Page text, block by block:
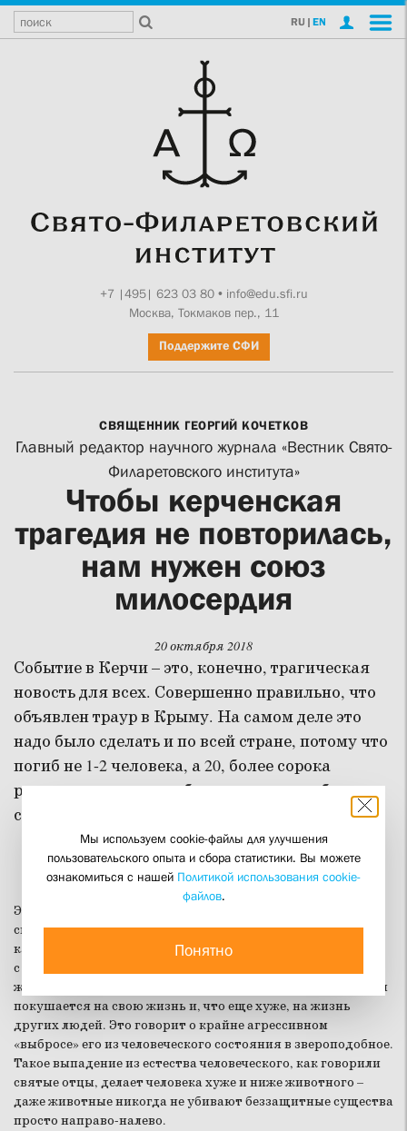
RU | EN
+7 |495| 623 03 80• info@edu.sfi.ru
Москва, Токмаков пер., 11
Поддержите СФИ
СВЯЩЕННИК ГЕОРГИЙ КОЧЕТКОВ
Главный редактор научного журнала «Вестник Свято-
Филаретовского института»
Чтобы керченская
трагедия не повторилась,
нам нужен союз
милосердия
20 октября 2018
Событие в Керчи – это, конечно, трагическая
новость для всех. Совершенно правильно, что
объявлен траур в Крыму. На самом деле это
надо было сделать и по всей стране, потому что
погиб не 1-2 человека, а 20, более сорока
раненых, есть еще их близкие – то есть более
сотни человек пострадали или страдают.
Эта трагедия может иметь разные корни. Она может быть
связана с психической неадекватностью, с увлечением
какими-нибудь современными бесчеловечными учениями,
с несчастной любовью – в общем, с разочарованием в
жизни. Это очень серьезный срыв внутри человека, если он
покушается на свою жизнь и, что еще хуже, на жизнь
других людей. Это говорит о крайне агрессивном
«выбросе» его из человеческого состояния в звероподобное.
Такое выпадение из естества человеческого, как говорили
святые отцы, делает человека хуже и ниже животного –
даже животные никогда не убивают беззащитные существа
просто направо-налево.
Мы используем cookie-файлы для улучшения
пользовательского опыта и сбора статистики. Вы можете
ознакомиться с нашей Политикой использования cookie-
файлов.
Понятно